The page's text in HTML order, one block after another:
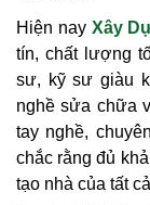
Hiện nay Xây
tín, chất lượng
sư, kỹ sư giàu
nghề sửa chữa
tay nghề,
chắc rằng đủ
tạo nhà của tất